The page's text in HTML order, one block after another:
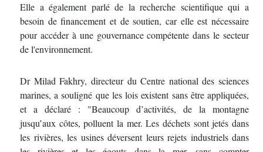
Elle a également parlé de la recherche scientifique qui a
besoin de financement et de soutien, car elle est nécessaire
pour accéder à une gouvernance compétente dans le secteur
de l'environnement.
Dr Milad Fakhry, directeur du Centre national des sciences
marines, a souligné que les lois existent sans être appliquées,
et a déclaré : "Beaucoup d’activités, de la montagne
jusqu’aux côtes, polluent la mer. Les déchets sont jetés dans
les rivières, les usines déversent leurs rejets industriels dans